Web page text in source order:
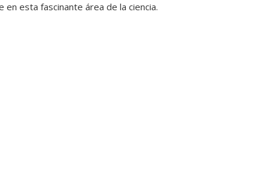
esta fascinante área de la ciencia.